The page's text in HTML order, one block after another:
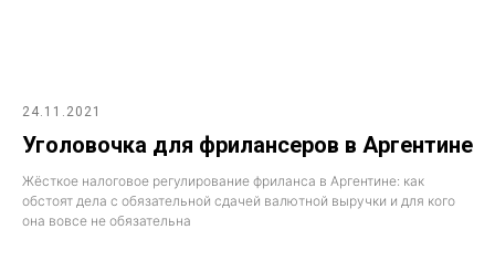
24.11.2021
Уголовочка для фрилансеров в Аргентине
Жёсткое налоговое регулирование фриланса в Аргентине: как
обстоят дела с обязательной сдачей валютной выручки и для кого
она вовсе не обязательна